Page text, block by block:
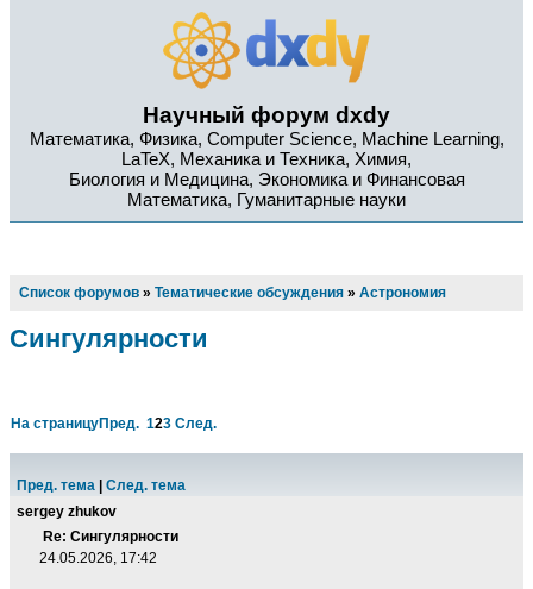
Научный форум dxdy
Математика, Физика, Computer Science, Machine Learning,
LaTeX, Механика и Техника, Химия,
Биология и Медицина, Экономика и Финансовая
Математика, Гуманитарные науки
Список форумов » Тематические обсуждения » Астрономия
Сингулярности
На страницуПред. 123 След.
Пред. тема
След. тема
sergey zhukov
Re: Сингулярности
24.05.2026, 17:42